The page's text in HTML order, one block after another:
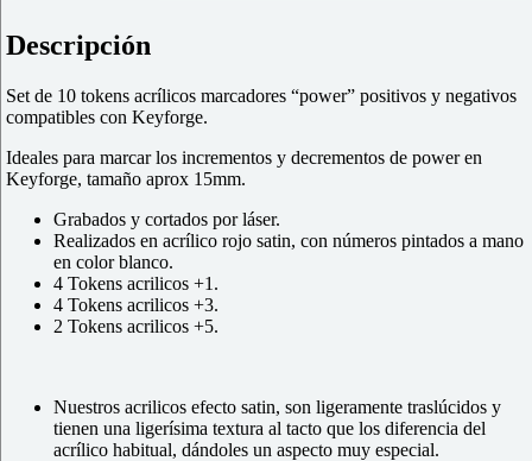
Descripción
Set de 10 tokens acrílicos marcadores “power” positivos y negativos
compatibles con Keyforge.
Ideales para marcar los incrementos y decrementos de power en
Keyforge, tamaño aprox 15mm.
Grabados y cortados por láser.
Realizados en acrílico rojo satin, con números pintados a mano
en color blanco.
4 Tokens acrilicos +1.
4 Tokens acrilicos +3.
2 Tokens acrilicos +5.
Nuestros acrilicos efecto satin, son ligeramente traslúcidos y
tienen una ligerísima textura al tacto que los diferencia del
acrílico habitual, dándoles un aspecto muy especial.